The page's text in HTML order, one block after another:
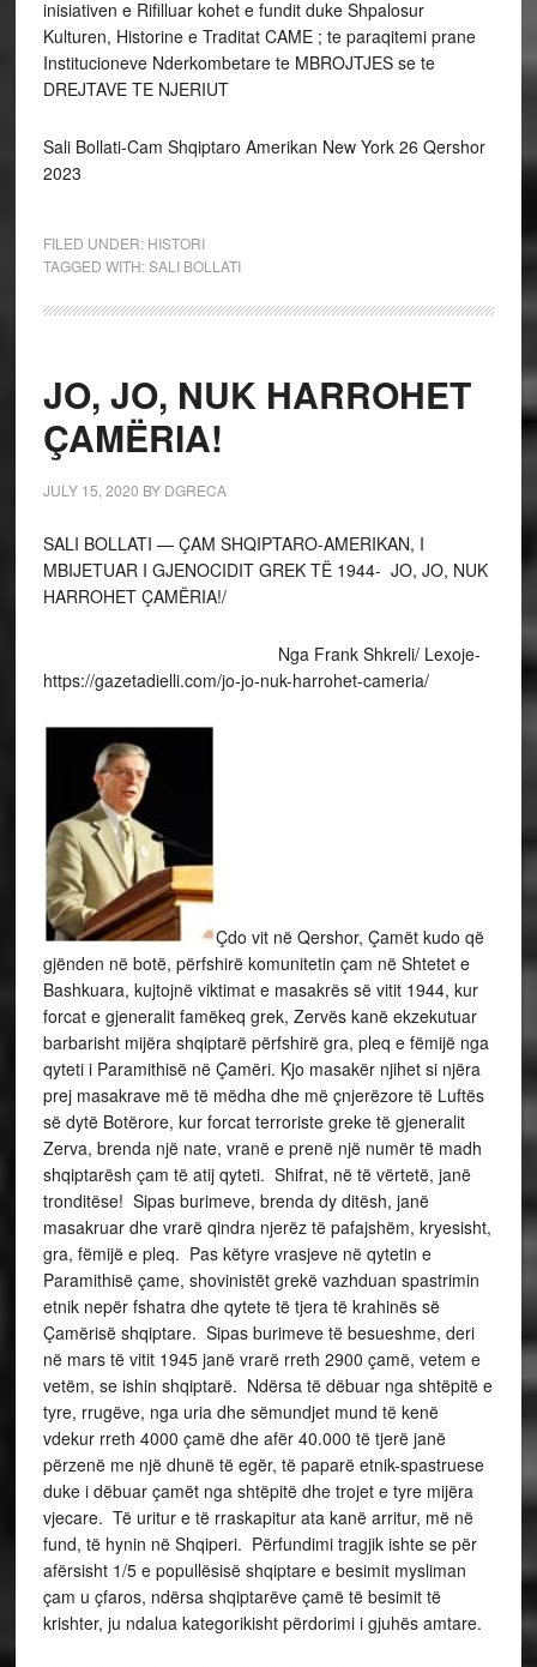
inisiativen e Rifilluar kohet e fundit duke Shpalosur
Kulturen, Historine e Traditat CAME ; te paraqitemi prane
Institucioneve Nderkombetare te MBROJTJES se te
DREJTAVE TE NJERIUT
Sali Bollati-Cam Shqiptaro Amerikan New York 26 Qershor
2023
FILED UNDER: HISTORI
TAGGED WITH:SALI BOLLATI
JO, JO, NUK HARROHET
ÇAMËRIA!
JULY 15, 2020 BY DGRECA
SALI BOLLATI — ÇAM SHQIPTARO-AMERIKAN, I
MBIJETUAR I GJENOCIDIT GREK TË 1944- JO, JO, NUK
HARROHET ÇAMËRIA!/
Nga Frank Shkreli/ Lexoje-
https://gazetadielli.com/jo-jo-nuk-harrohet-cameria/
Çdo vit në Qershor, Çamët kudo që
gjënden në botë, përfshirë komunitetin çam në Shtetet e
Bashkuara, kujtojnë viktimat e masakrës së vitit 1944, kur
forcat e gjeneralit famëkeq grek, Zervës kanë ekzekutuar
barbarisht mijëra shqiptarë përfshirë gra, pleq e fëmijë nga
qyteti i Paramithisë në Çamëri. Kjo masakër njihet si njëra
prej masakrave më të mëdha dhe më çnjerëzore të Luftës
së dytë Botërore, kur forcat terroriste greke të gjeneralit
Zerva, brenda një nate, vranë e prenë një numër të madh
shqiptarësh çam të atij qyteti. Shifrat, në të vërtetë, janë
tronditëse! Sipas burimeve, brenda dy ditësh, janë
masakruar dhe vrarë qindra njerëz të pafajshëm, kryesisht,
gra, fëmijë e pleq. Pas këtyre vrasjeve në qytetin e
Paramithisë çame, shovinistët grekë vazhduan spastrimin
etnik nepër fshatra dhe qytete të tjera të krahinës së
Çamërisë shqiptare. Sipas burimeve të besueshme, deri
në mars të vitit 1945 janë vrarë rreth 2900 çamë, vetem e
vetëm, se ishin shqiptarë. Ndërsa të dëbuar nga shtëpitë e
tyre, rrugëve, nga uria dhe sëmundjet mund të kenë
vdekur rreth 4000 çamë dhe afër 40.000 të tjerë janë
përzenë me një dhunë të egër, të paparë etnik-spastruese
duke i dëbuar çamët nga shtëpitë dhe trojet e tyre mijëra
vjecare. Të uritur e të rraskapitur ata kanë arritur, më në
fund, të hynin në Shqiperi. Përfundimi tragjik ishte se për
afërsisht 1/5 e popullësisë shqiptare e besimit mysliman
çam u çfaros, ndërsa shqiptarëve çamë të besimit të
krishter, ju ndalua kategorikisht përdorimi i gjuhës amtare.